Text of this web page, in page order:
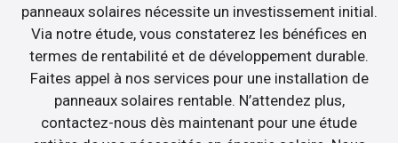
panneaux solaires nécessite un investissement initial.
Via notre étude, vous constaterez les bénéfices en
termes de rentabilité et de développement durable.
Faites appel à nos services pour une installation de
panneaux solaires rentable. N’attendez plus,
contactez-nous dès maintenant pour une étude